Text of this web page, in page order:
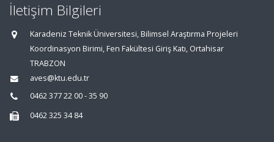
İletişim Bilgileri
Karadeniz Teknik Üniversitesi, Bilimsel Araştırma Projeleri
Koordinasyon Birimi, Fen Fakültesi Giriş Katı, Ortahisar
TRABZON
aves@ktu.edu.tr
0462 377 22 00 - 35 90
0462 325 34 84